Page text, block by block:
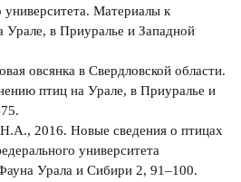
университета. Материалы к
Урале, в Приуралье и Западной
овсянка в Свердловской области.
птиц на Урале, в Приуралье и
2016. Новые сведения о птицах
университета
Урала и Сибири 2, 91–100.